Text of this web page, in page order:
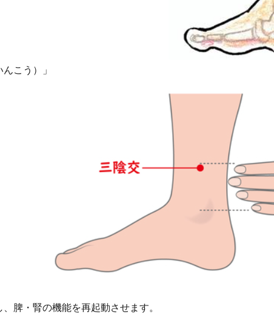
こう）」
、脾・腎の機能を再起動させます。